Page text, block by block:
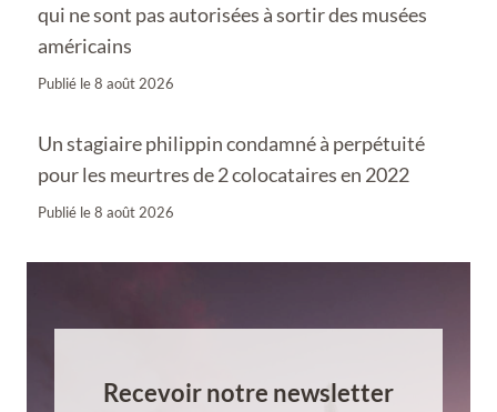
qui ne sont pas autorisées à sortir des musées
américains
Publié le8 août 2026
Un stagiaire philippin condamné à perpétuité
pour les meurtres de 2 colocataires en 2022
Publié le8 août 2026
Recevoir notre newsletter